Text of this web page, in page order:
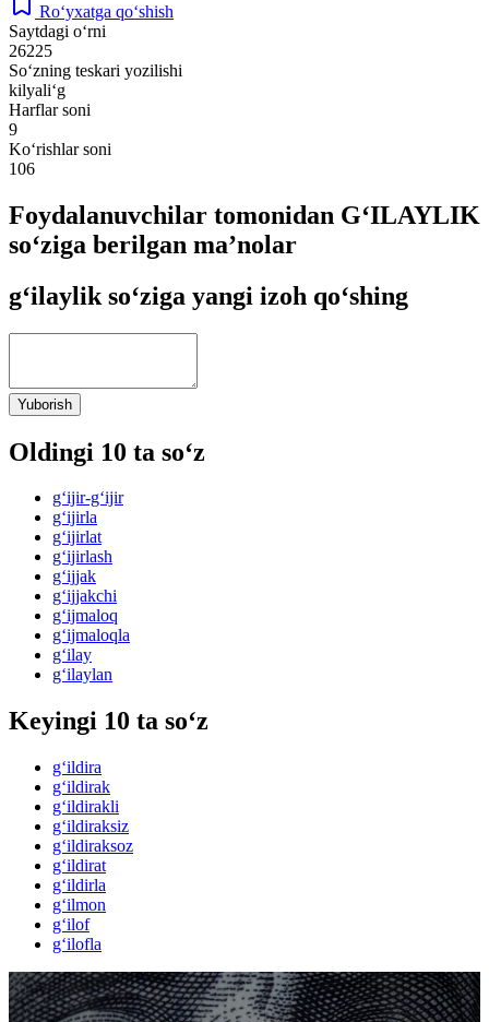
Ro‘yxatga qo‘shish
Saytdagi o‘rni
26225
So‘zning teskari yozilishi
kilyali‘g
Harflar soni
9
Ko‘rishlar soni
106
Foydalanuvchilar tomonidan G‘ILAYLIK
so‘ziga berilgan ma’nolar
g‘ilaylik so‘ziga yangi izoh qo‘shing
Yuborish
Oldingi 10 ta so‘z
g‘ijir-g‘ijir
g‘ijirla
g‘ijirlat
g‘ijirlash
g‘ijjak
g‘ijjakchi
g‘ijmaloq
g‘ijmaloqla
g‘ilay
g‘ilaylan
Keyingi 10 ta so‘z
g‘ildira
g‘ildirak
g‘ildirakli
g‘ildiraksiz
g‘ildiraksoz
g‘ildirat
g‘ildirla
g‘ilmon
g‘ilof
g‘ilofla